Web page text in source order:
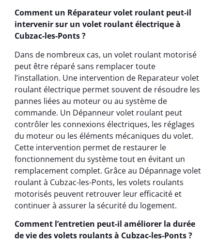
Comment un Réparateur volet roulant peut-il
intervenir sur un volet roulant électrique à
Cubzac-les-Ponts ?
Dans de nombreux cas, un volet roulant motorisé
peut être réparé sans remplacer toute
l’installation. Une intervention de Reparateur volet
roulant électrique permet souvent de résoudre les
pannes liées au moteur ou au système de
commande. Un Dépanneur volet roulant peut
contrôler les connexions électriques, les réglages
du moteur ou les éléments mécaniques du volet.
Cette intervention permet de restaurer le
fonctionnement du système tout en évitant un
remplacement complet. Grâce au Dépannage volet
roulant à Cubzac-les-Ponts, les volets roulants
motorisés peuvent retrouver leur efficacité et
continuer à assurer la sécurité du logement.
Comment l’entretien peut-il améliorer la durée
de vie des volets roulants à Cubzac-les-Ponts ?